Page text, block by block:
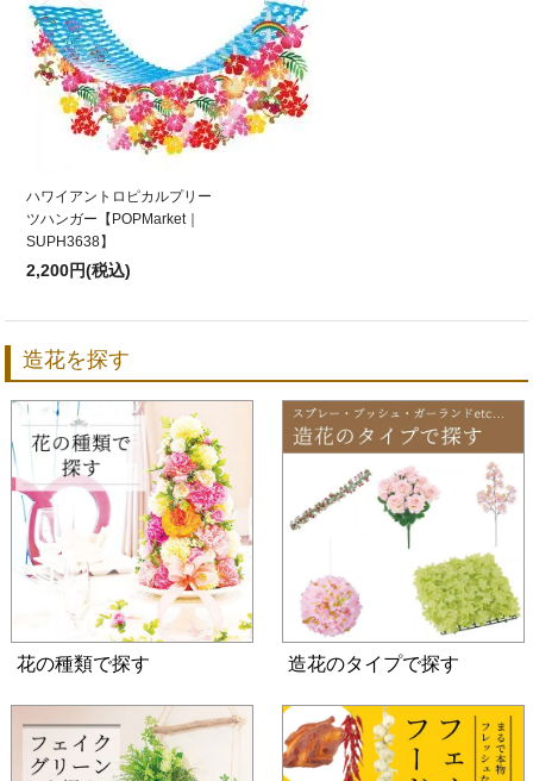
ハワイアントロピカルプリー
ツハンガー【POPMarket｜
SUPH3638】
2,200円(税込)
造花を探す
花の種類で探す 造花のタイプで探す